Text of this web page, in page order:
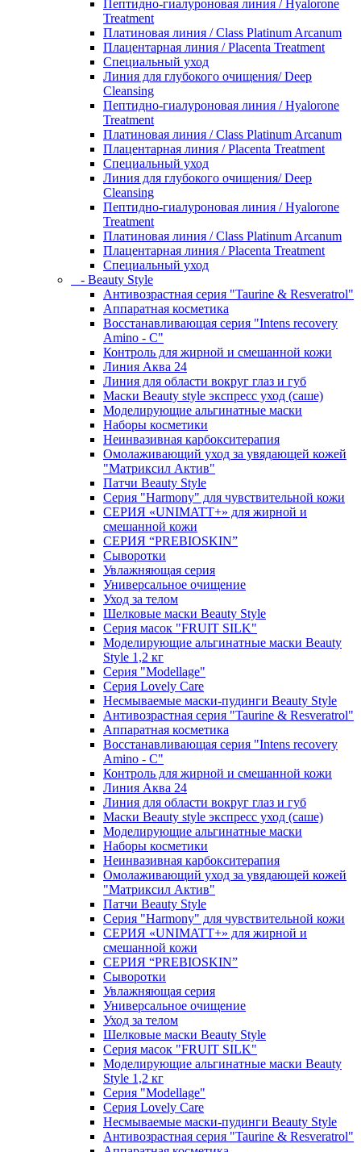
Пептидно-гиалуроновая линия / Hyalorone
Treatment
Платиновая линия / Class Platinum Arcanum
Плацентарная линия / Placenta Treatment
Специальный уход
Линия для глубокого очищения/ Deep
Cleansing
Пептидно-гиалуроновая линия / Hyalorone
Treatment
Платиновая линия / Class Platinum Arcanum
Плацентарная линия / Placenta Treatment
Специальный уход
Линия для глубокого очищения/ Deep
Cleansing
Пептидно-гиалуроновая линия / Hyalorone
Treatment
Платиновая линия / Class Platinum Arcanum
Плацентарная линия / Placenta Treatment
Специальный уход
- Beauty Style
Антивозрастная серия "Taurine & Resveratrol"
Аппаратная косметика
Восстанавливающая серия "Intens recovery
Amino - C"
Контроль для жирной и смешанной кожи
Линия Аква 24
Линия для области вокруг глаз и губ
Маски Beauty style экспресс уход (саше)
Моделирующие альгинатные маски
Наборы косметики
Неинвазивная карбокситерапия
Омолаживающий уход за увядающей кожей
"Матриксил Актив"
Патчи Beauty Style
Серия "Harmony" для чувствительной кожи
СЕРИЯ «UNIMATT+» для жирной и
смешанной кожи
СЕРИЯ “PREBIOSKIN”
Сыворотки
Увлажняющая серия
Универсальное очищение
Уход за телом
Шелковые маски Beauty Style
Серия масок "FRUIT SILK"
Моделирующие альгинатные маски Beauty
Style 1,2 кг
Серия "Modellage"
Cерия Lovely Care
Несмываемые маски-пудинги Beauty Style
Антивозрастная серия "Taurine & Resveratrol"
Аппаратная косметика
Восстанавливающая серия "Intens recovery
Amino - C"
Контроль для жирной и смешанной кожи
Линия Аква 24
Линия для области вокруг глаз и губ
Маски Beauty style экспресс уход (саше)
Моделирующие альгинатные маски
Наборы косметики
Неинвазивная карбокситерапия
Омолаживающий уход за увядающей кожей
"Матриксил Актив"
Патчи Beauty Style
Серия "Harmony" для чувствительной кожи
СЕРИЯ «UNIMATT+» для жирной и
смешанной кожи
СЕРИЯ “PREBIOSKIN”
Сыворотки
Увлажняющая серия
Универсальное очищение
Уход за телом
Шелковые маски Beauty Style
Серия масок "FRUIT SILK"
Моделирующие альгинатные маски Beauty
Style 1,2 кг
Серия "Modellage"
Cерия Lovely Care
Несмываемые маски-пудинги Beauty Style
Антивозрастная серия "Taurine & Resveratrol"